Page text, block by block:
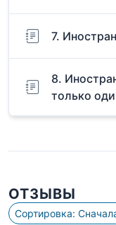
7.
8.
только
ОТЗЫВЫ
Сортировка: